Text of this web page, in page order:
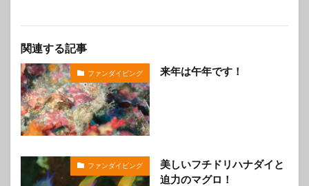
関連する記事
ファンダイビング 来年は午年です！
ファンダイビング
美しいフチドリハナダイと
迫力のマグロ！